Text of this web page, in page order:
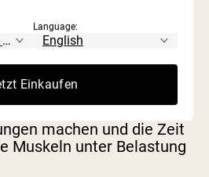
möchten, müssen Sie
Dinge heben.
zu verbessern, müssen
machen und die Zeit
Muskeln unter Belastung
Language:
Einkaufen